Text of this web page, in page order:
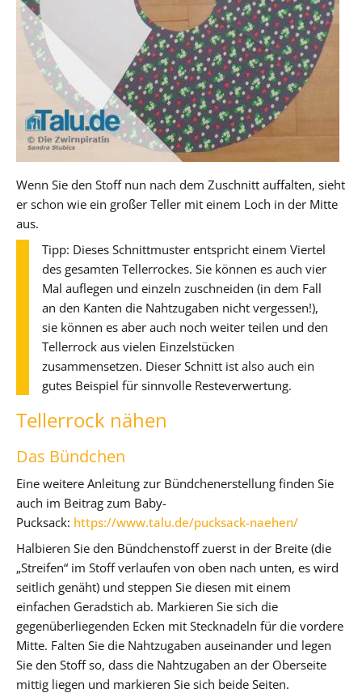
Wenn Sie den Stoff nun nach dem Zuschnitt auffalten, sieht
er schon wie ein großer Teller mit einem Loch in der Mitte
aus.
Tipp: Dieses Schnittmuster entspricht einem Viertel
des gesamten Tellerrockes. Sie können es auch vier
Mal auflegen und einzeln zuschneiden (in dem Fall
an den Kanten die Nahtzugaben nicht vergessen!),
sie können es aber auch noch weiter teilen und den
Tellerrock aus vielen Einzelstücken
zusammensetzen. Dieser Schnitt ist also auch ein
gutes Beispiel für sinnvolle Resteverwertung.
Tellerrock nähen
Das Bündchen
Eine weitere Anleitung zur Bündchenerstellung finden Sie
auch im Beitrag zum Baby-
Pucksack: https://www.talu.de/pucksack-naehen/
Halbieren Sie den Bündchenstoff zuerst in der Breite (die
„Streifen“ im Stoff verlaufen von oben nach unten, es wird
seitlich genäht) und steppen Sie diesen mit einem
einfachen Geradstich ab. Markieren Sie sich die
gegenüberliegenden Ecken mit Stecknadeln für die vordere
Mitte. Falten Sie die Nahtzugaben auseinander und legen
Sie den Stoff so, dass die Nahtzugaben an der Oberseite
mittig liegen und markieren Sie sich beide Seiten.